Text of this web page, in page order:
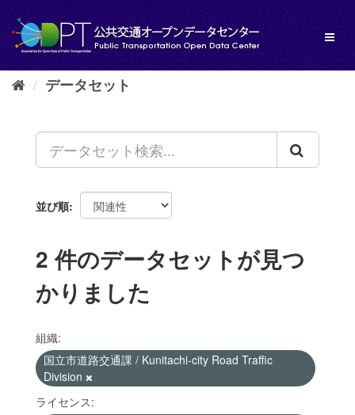
し
データセット
並び順
2 件のデータセットが見つ
かりました
組織:
国立市道路交通課 / Kunitachi-city Road Traffic
Division
ライセンス: